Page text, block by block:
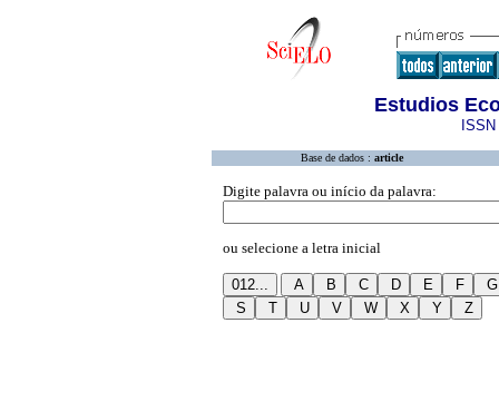
Estudios
Base de dados : article
Digite palavra ou início da palavra:
ou selecione a letra inicial